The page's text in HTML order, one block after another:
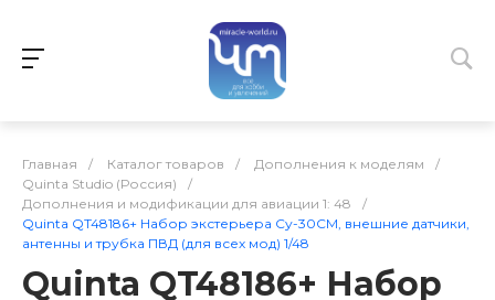
Главная / Каталог товаров / Дополнения к моделям
/
Quinta Studio (Россия)
/
Дополнения и модификации для авиации 1: 48
/
Quinta QT48186+ Набор экстерьера Су-30СМ, внешние датчики,
антенны и трубка ПВД (для всех мод) 1/48
Quinta QT48186+ Набор